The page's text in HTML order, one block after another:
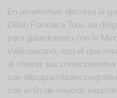
En un emotivo discurso la
Dilian Francisca Toro, se
para galardonarlo con la
Vallecaucano, con el que
al ofrecer sus
con discapacidades
con el fin de mejorar